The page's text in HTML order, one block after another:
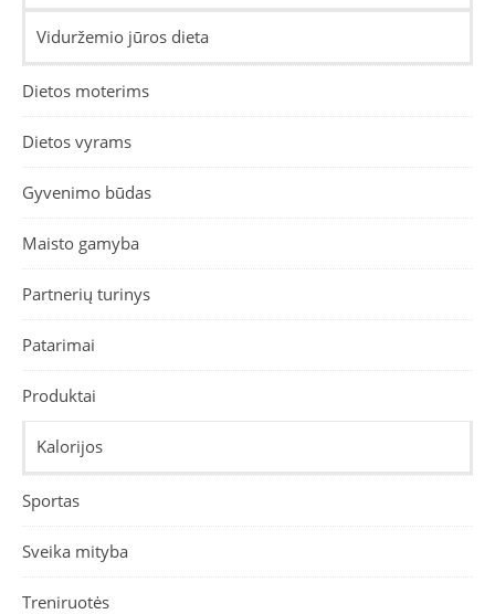
Viduržemio jūros dieta
Dietos moterims
Dietos vyrams
Gyvenimo būdas
Maisto gamyba
Partnerių turinys
Patarimai
Produktai
Kalorijos
Sportas
Sveika mityba
Treniruotės